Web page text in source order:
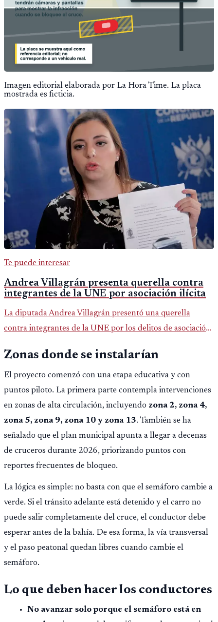
Imagen editorial elaborada por La Hora Time. La placa
mostrada es ficticia.
Te puede interesar
Andrea Villagrán presenta querella contra
integrantes de la UNE por asociación ilícita
La diputada Andrea Villagrán presentó una querella
contra integrantes de la UNE por los delitos de asociación
Zonas donde se instalarían
El proyecto comenzó con una etapa educativa y con
puntos piloto. La primera parte contempla intervenciones
en zonas de alta circulación, incluyendo zona 2, zona 4,
zona 5, zona 9, zona 10 y zona 13. También se ha
señalado que el plan municipal apunta a llegar a decenas
de cruceros durante 2026, priorizando puntos con
reportes frecuentes de bloqueo.
La lógica es simple: no basta con que el semáforo cambie a
verde. Si el tránsito adelante está detenido y el carro no
puede salir completamente del cruce, el conductor debe
esperar antes de la bahía. De esa forma, la vía transversal
y el paso peatonal quedan libres cuando cambie el
semáforo.
Lo que deben hacer los conductores
No avanzar solo porque el semáforo está en